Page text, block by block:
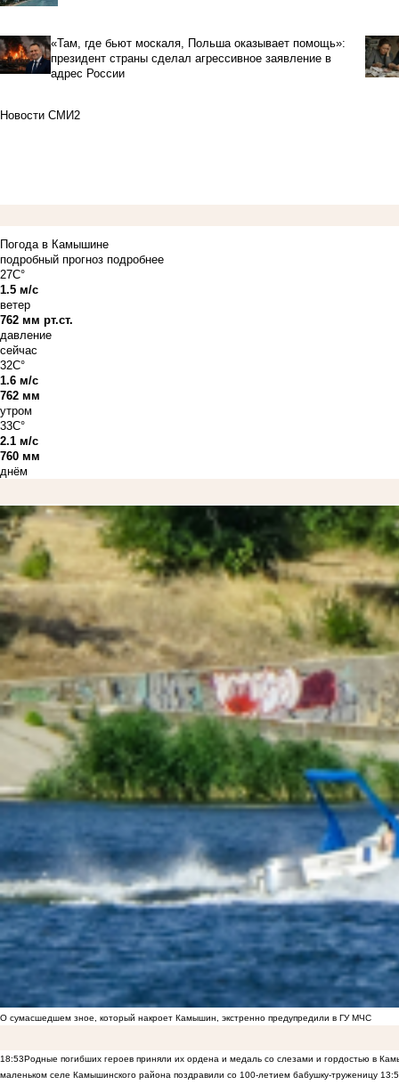
«Там, где бьют москаля, Польша оказывает помощь»:
президент страны сделал агрессивное заявление в
адрес России
Новости СМИ2
Погода в Камышине
подробный прогноз подробнее
27C°
1.5 м/с
ветер
762 мм рт.ст.
давление
сейчас
32C°
1.6 м/с
762 мм
утром
33C°
2.1 м/с
760 мм
днём
О сумасшедшем зное, который накроет Камышин, экстренно предупредили в ГУ МЧС
18:53Родные погибших героев приняли их ордена и медаль со слезами и гордостью в
маленьком селе Камышинского района поздравили со 100-летием бабушку-труженицу